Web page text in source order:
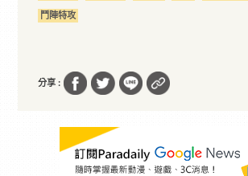
鬥陣特攻
分享 :